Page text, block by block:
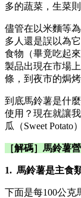
多的蔬菜，生菜則
儘管在以米麵等
多人還是誤以為
食物（畢竟吃起
製品出現在市場
條，到夜市的焗烤
到底馬鈴薯是什
使用？現在就讓
瓜（Sweet Potato
［解碼］​馬鈴薯
1. 馬鈴薯是主食
下面是每100公克